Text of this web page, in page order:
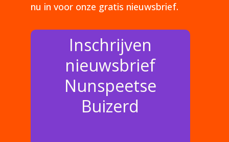
nu in voor onze gratis nieuwsbrief.
Inschrijven
nieuwsbrief
Nunspeetse
Buizerd